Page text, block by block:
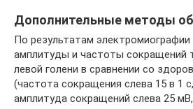
Дополнительные методы
По результатам
амплитуды и частоты сокращений
левой голени в сравнении со
(частота сокращения слева 15 в 1
амплитуда сокращений слева 25